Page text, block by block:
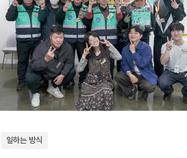
일하는 방식